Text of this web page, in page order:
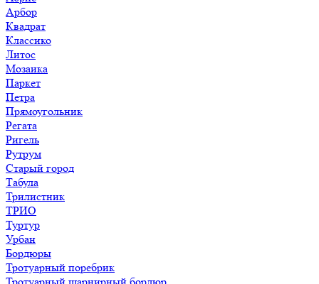
Арбор
Квадрат
Классико
Литос
Мозаика
Паркет
Петра
Прямоугольник
Регата
Ригель
Рутрум
Старый город
Табула
Трилистник
ТРИО
Туртур
Урбан
Бордюры
Тротуарный поребрик